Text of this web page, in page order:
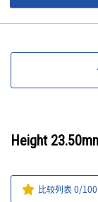
Height
比较列表0/100